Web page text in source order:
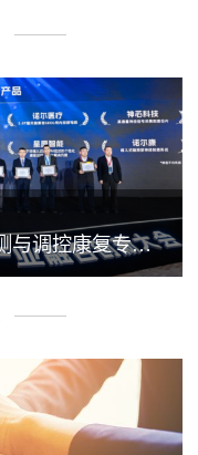
2026中国康复医学会脑功能检测与调控康复专业委员会学术年会丨脑客中国：脑机接口——EEG驱动TMS闭环调控工作坊